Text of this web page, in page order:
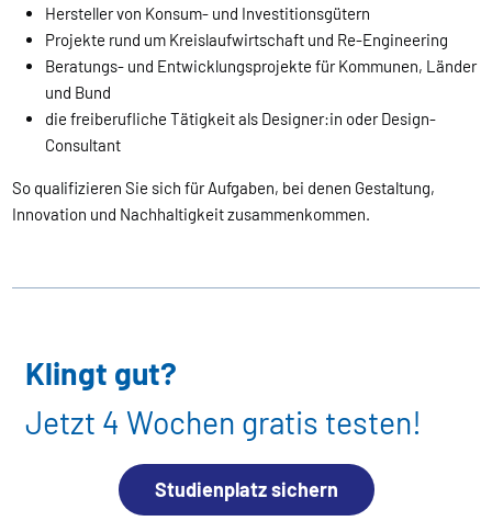
Hersteller von Konsum- und Investitionsgütern
Projekte rund um Kreislaufwirtschaft und Re-Engineering
Beratungs- und Entwicklungsprojekte für Kommunen, Länder
und Bund
die freiberufliche Tätigkeit als Designer:in oder Design-
Consultant
So qualifizieren Sie sich für Aufgaben, bei denen Gestaltung,
Innovation und Nachhaltigkeit zusammenkommen.
Klingt gut?
Jetzt 4 Wochen gratis testen!
Studienplatz sichern